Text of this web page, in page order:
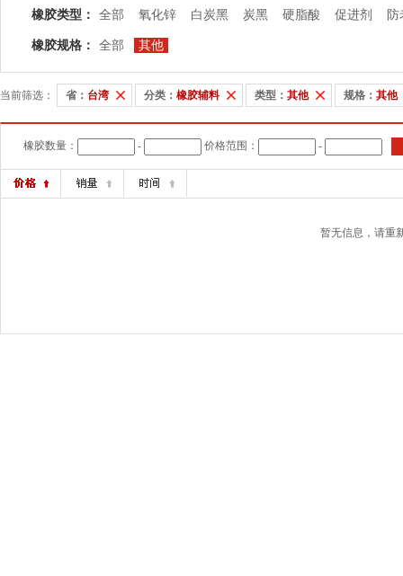
橡胶类型： 全部 氧化锌 白炭黑 炭黑 硬脂酸 促进剂 防
橡胶规格： 全部 其他
当前筛选： 省： 台湾 分类： 橡胶辅料 类型： 其他 规格： 其他
橡胶数量： - 价格范围： -
暂无信息，请重